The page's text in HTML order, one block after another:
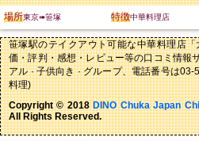
場所東京➠笹塚 特徴中華料理店
笹塚駅のテイクアウト可能な中華料理店
価・評判・感想・レビュー等の口コミ情報
アル · 子供向き · グループ、電話番号は
料理)
Copyright © 2018DINO Chuka Japan
All Rights Reserved.